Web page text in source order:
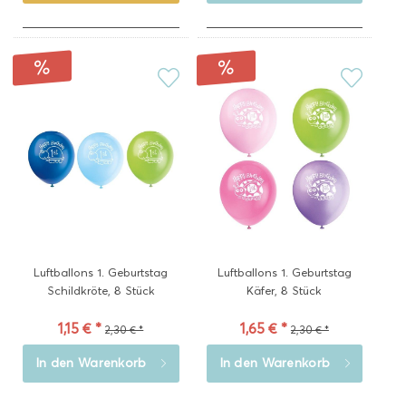
Luftballons 1. Geburtstag
Schildkröte, 8 Stück
1,15 € * 2,30 € *
In den Warenkorb
Luftballons 1. Geburtstag
Käfer, 8 Stück
1,65 € * 2,30 € *
In den Warenkorb